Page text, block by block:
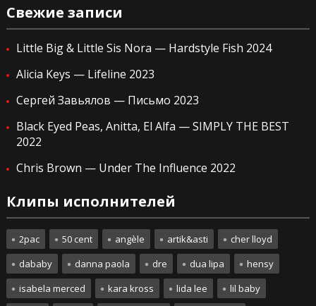
Свежие записи
Little Big & Little Sis Nora — Hardstyle Fish 2024
Alicia Keys — Lifeline 2023
Сергей Завьялов — Письмо 2023
Black Eyed Peas, Anitta, El Alfa — SIMPLY THE BEST
2022
Chris Brown — Under The Influence 2022
Клипы исполнителей
2pac 50 cent angèle artik&asti
cher lloyd
dababy
danna paola dre dua lipa
hensy
isabela merced
kara kross lida lee lil baby